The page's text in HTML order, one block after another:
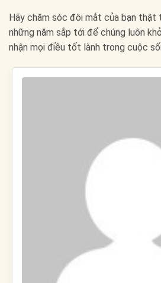
Hãy chăm sóc đôi mắt của bạn
những năm sắp tới để chúng luôn
nhận mọi điều tốt lành trong cuộc